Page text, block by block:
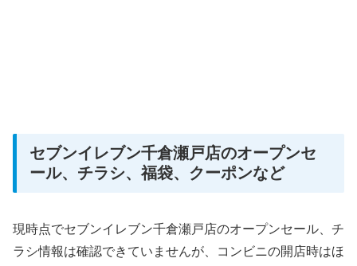
セブンイレブン千倉瀬戸店のオープンセ
ール、チラシ、福袋、クーポンなど
現時点でセブンイレブン千倉瀬戸店のオープンセール、チ
ラシ情報は確認できていませんが、コンビニの開店時はほ